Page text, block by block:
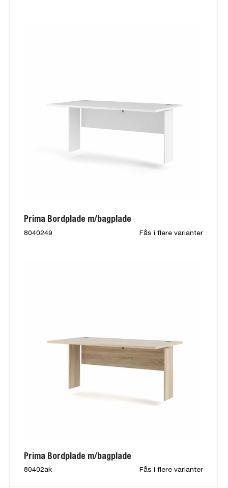
Prima Bordplade m/bagplade
8040249 Fås i flere varianter
Prima Bordplade m/bagplade
80402ak Fås i flere varianter